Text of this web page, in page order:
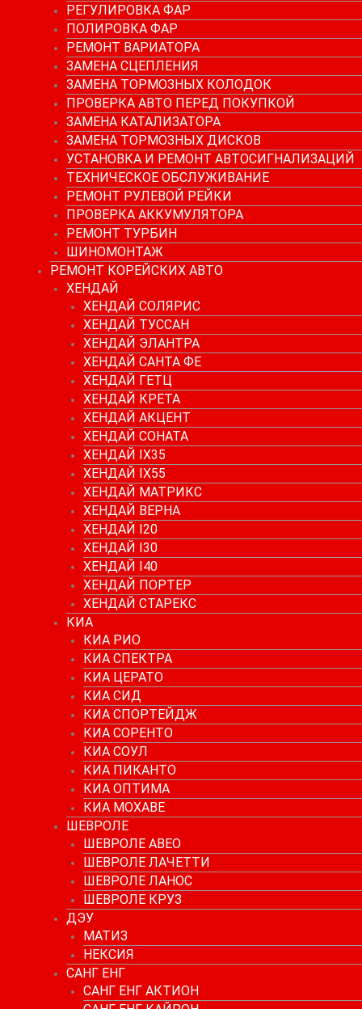
РЕГУЛИРОВКА ФАР
ПОЛИРОВКА ФАР
РЕМОНТ ВАРИАТОРА
ЗАМЕНА СЦЕПЛЕНИЯ
ЗАМЕНА ТОРМОЗНЫХ КОЛОДОК
ПРОВЕРКА АВТО ПЕРЕД ПОКУПКОЙ
ЗАМЕНА КАТАЛИЗАТОРА
ЗАМЕНА ТОРМОЗНЫХ ДИСКОВ
УСТАНОВКА И РЕМОНТ АВТОСИГНАЛИЗАЦИЙ
ТЕХНИЧЕСКОЕ ОБСЛУЖИВАНИЕ
РЕМОНТ РУЛЕВОЙ РЕЙКИ
ПРОВЕРКА АККУМУЛЯТОРА
РЕМОНТ ТУРБИН
ШИНОМОНТАЖ
РЕМОНТ КОРЕЙСКИХ АВТО
ХЕНДАЙ
ХЕНДАЙ СОЛЯРИС
ХЕНДАЙ ТУССАН
ХЕНДАЙ ЭЛАНТРА
ХЕНДАЙ САНТА ФЕ
ХЕНДАЙ ГЕТЦ
ХЕНДАЙ КРЕТА
ХЕНДАЙ АКЦЕНТ
ХЕНДАЙ СОНАТА
ХЕНДАЙ IX35
ХЕНДАЙ IX55
ХЕНДАЙ МАТРИКС
ХЕНДАЙ ВЕРНА
ХЕНДАЙ I20
ХЕНДАЙ I30
ХЕНДАЙ I40
ХЕНДАЙ ПОРТЕР
ХЕНДАЙ СТАРЕКС
КИА
КИА РИО
КИА СПЕКТРА
КИА ЦЕРАТО
КИА СИД
КИА СПОРТЕЙДЖ
КИА СОРЕНТО
КИА СОУЛ
КИА ПИКАНТО
КИА ОПТИМА
КИА МОХАВЕ
ШЕВРОЛЕ
ШЕВРОЛЕ АВЕО
ШЕВРОЛЕ ЛАЧЕТТИ
ШЕВРОЛЕ ЛАНОС
ШЕВРОЛЕ КРУЗ
ДЭУ
МАТИЗ
НЕКСИЯ
САНГ ЕНГ
САНГ ЕНГ АКТИОН